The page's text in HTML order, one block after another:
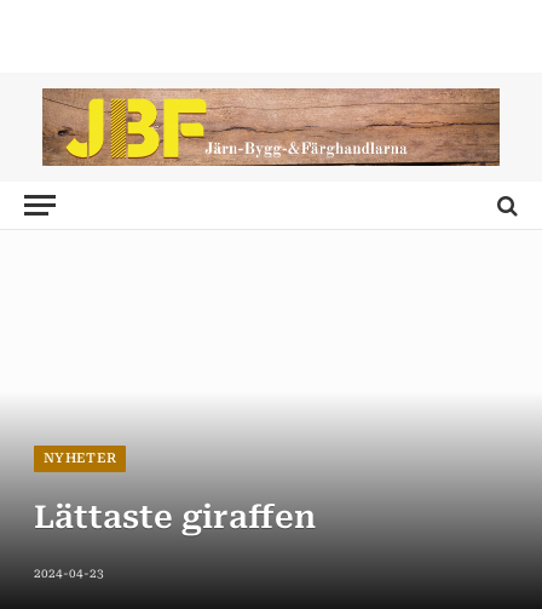
NYHETER
Lättaste giraffen
2024-04-23